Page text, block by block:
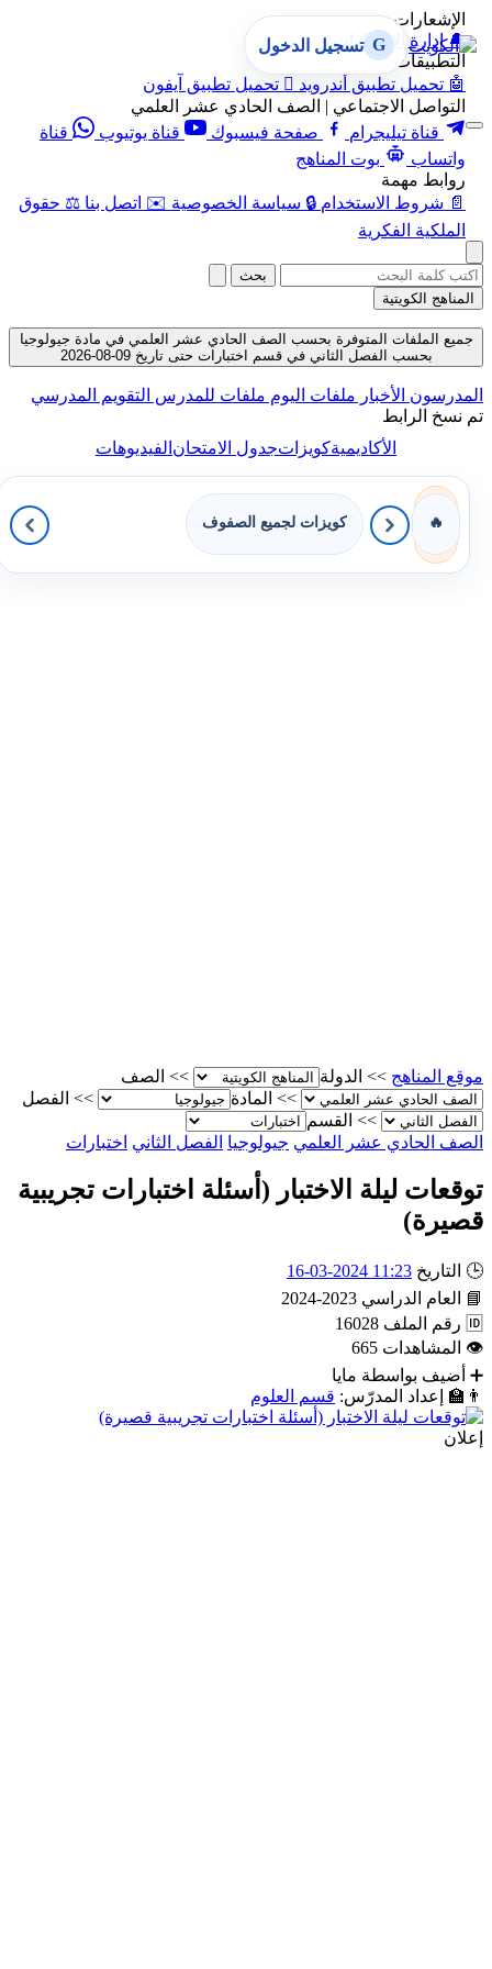
الإشعارات
🔔 إدارة الإشعارات
التطبيقات
🤖 تحميل تطبيق أندرويد  تحميل تطبيق آيفون
التواصل الاجتماعي | الصف الحادي عشر العلمي
قناة تيليجرام
صفحة فيسبوك قناة يوتيوب
قناة
واتساب
بوت المناهج
روابط مهمة
📄 شروط الاستخدام 🔒 سياسة الخصوصية ✉️ اتصل بنا ⚖️ حقوق
الملكية الفكرية
G تسجيل الدخول
بحث
المناهج الكويتية
جميع الملفات المتوفرة بحسب الصف الحادي عشر العلمي في مادة جيولوجيا
بحسب الفصل الثاني في قسم اختبارات حتى تاريخ 09-08-2026
المدرسون الأخبار ملفات اليوم ملفات للمدرس التقويم المدرسي
تم نسخ الرابط
الأكاديميةكويزاتجدول الامتحانالفيديوهات
🔥 كويزات لجميع الصفوف
موقع المناهج >> الدولة >>
الصف
>>
المادة >>
الفصل
>>
القسم
الصف الحادي عشر العلمي جيولوجيا الفصل الثاني اختبارات
توقعات ليلة الاختبار (أسئلة اختبارات تجريبية
قصيرة)
🕒 التاريخ 11:23 2024-03-16
📘
العام الدراسي 2023-2024
🆔 رقم الملف 16028
👁
المشاهدات 665
➕
أضيف بواسطة مايا
👨‍🏫
إعداد المدرّس: قسم العلوم
إعلان